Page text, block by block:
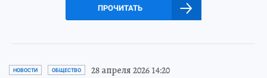
ПРОЧИТАТЬ
НОВОСТИ ОБЩЕСТВО 28 апреля 2026 14:20